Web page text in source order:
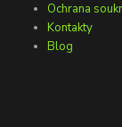
Ochrana
Kontakty
Blog